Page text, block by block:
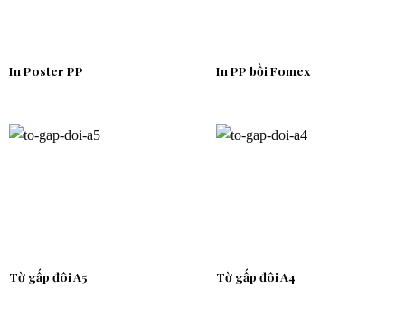
In Poster PP In PP bồi Fomex
Tờ gấp đôi A5 Tờ gấp đôi A4